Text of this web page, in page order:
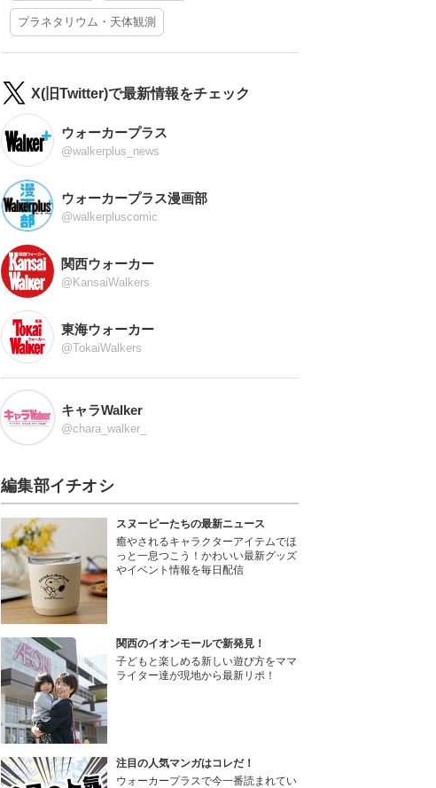
プラネタリウム・天体観測
X(旧Twitter)で最新情報をチェック
ウォーカープラス
@walkerplus_news
ウォーカープラス漫画部
@walkerpluscomic
関西ウォーカー
@KansaiWalkers
東海ウォーカー
@TokaiWalkers
キャラWalker
@chara_walker_
編集部イチオシ
スヌーピーたちの最新ニュース
癒やされるキャラクターアイテムでほ
っと一息つこう！かわいい最新グッズ
やイベント情報を毎日配信
関西のイオンモールで新発見！
子どもと楽しめる新しい遊び方をママ
ライター達が現地から最新リポ！
注目の人気マンガはコレだ！
ウォーカープラスで今一番読まれてい